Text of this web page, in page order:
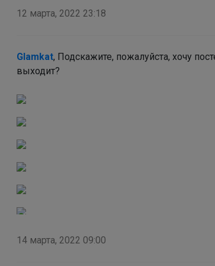
12 марта, 2022 23:18
Glamkat, Подскажите, пожалуйста, хочу
выходит?
14 марта, 2022 09:00
рублей. В наличии